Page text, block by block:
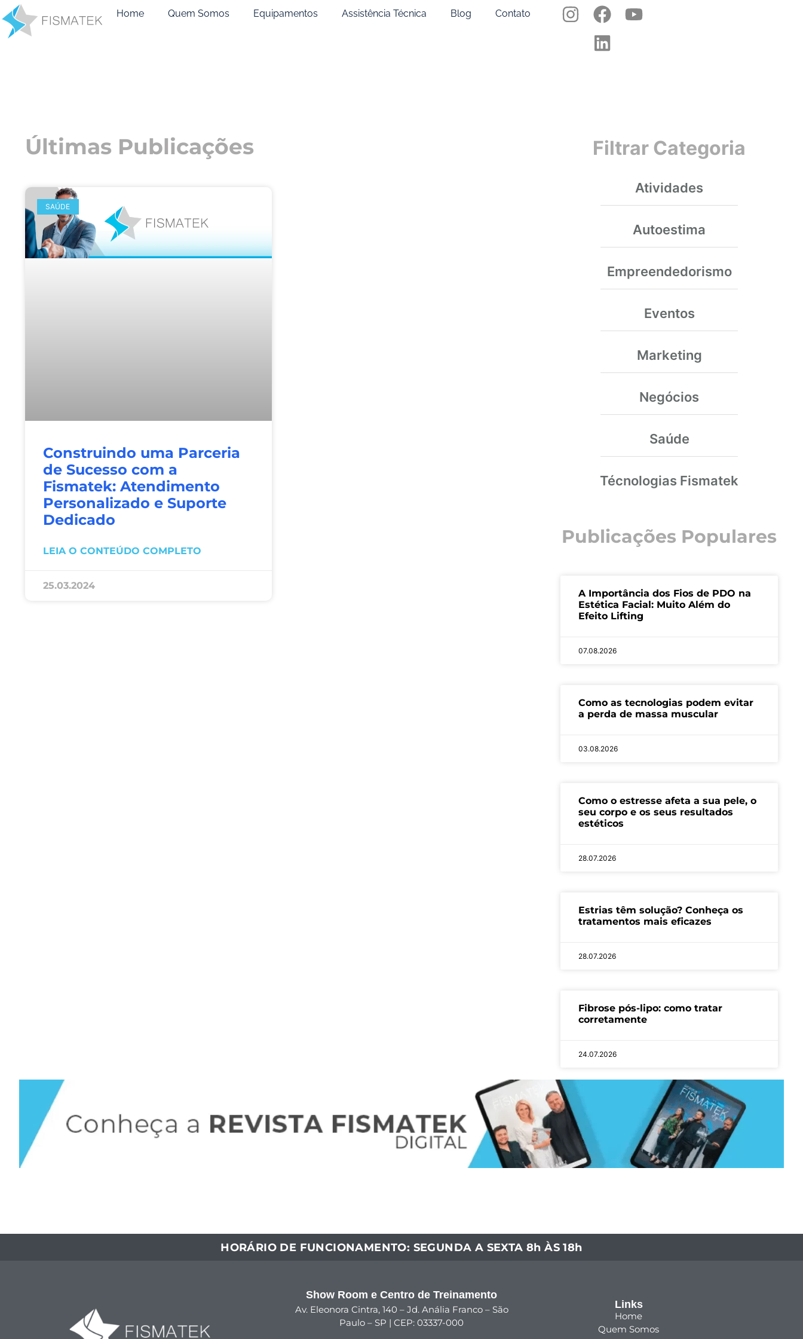
Home Quem Somos Equipamentos Assistência Técnica Blog Contato
Últimas Publicações
SAÚDE
Construindo uma Parceria
de Sucesso com a
Fismatek: Atendimento
Personalizado e Suporte
Dedicado
LEIA O CONTEÚDO COMPLETO
25.03.2024
Filtrar Categoria
Atividades
Autoestima
Empreendedorismo
Eventos
Marketing
Negócios
Saúde
Técnologias Fismatek
Publicações Populares
A Importância dos Fios de PDO na
Estética Facial: Muito Além do
Efeito Lifting
07.08.2026
Como as tecnologias podem evitar
a perda de massa muscular
03.08.2026
Como o estresse afeta a sua pele, o
seu corpo e os seus resultados
estéticos
28.07.2026
Estrias têm solução? Conheça os
tratamentos mais eficazes
28.07.2026
Fibrose pós-lipo: como tratar
corretamente
24.07.2026
HORÁRIO DE FUNCIONAMENTO: SEGUNDA A SEXTA 8h ÀS 18h
Show Room e Centro de Treinamento
Av. Eleonora Cintra, 140 – Jd. Anália Franco – São
Paulo – SP | CEP: 03337-000
Links
Home
Quem Somos